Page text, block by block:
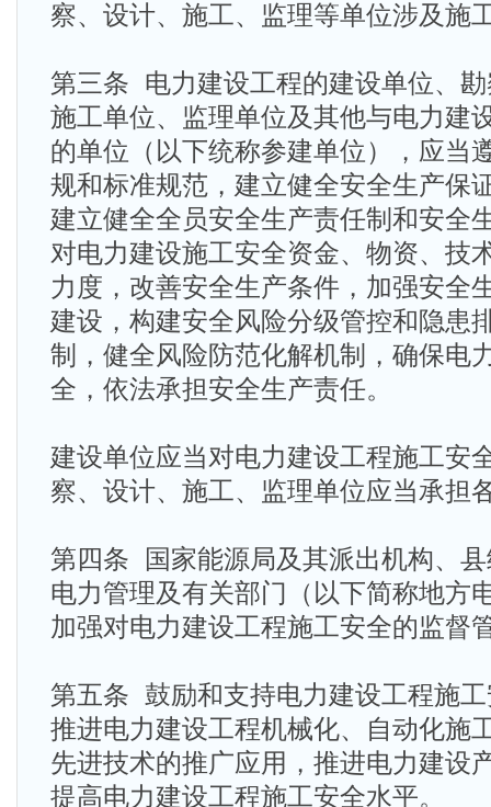
察、设计、施工、监理等单位涉及施
第三条 电力建设工程的建设单位、
施工单位、监理单位及其他与电力建
的单位（以下统称参建单位），应当
规和标准规范，建立健全安全生产保
建立健全全员安全生产责任制和安全
对电力建设施工安全资金、物资、技
力度，改善安全生产条件，加强安全
建设，构建安全风险分级管控和隐患
制，健全风险防范化解机制，确保电
全，依法承担安全生产责任。
建设单位应当对电力建设工程施工安
察、设计、施工、监理单位应当承担
第四条 国家能源局及其派出机构、
电力管理及有关部门（以下简称地方
加强对电力建设工程施工安全的监督
第五条 鼓励和支持电力建设工程施
推进电力建设工程机械化、自动化施
先进技术的推广应用，推进电力建设
提高电力建设工程施工安全水平。